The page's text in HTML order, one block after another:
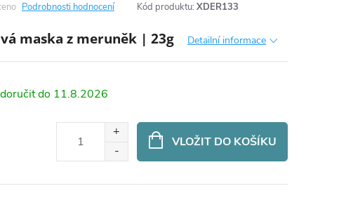
Podrobnosti hodnocení Kód produktu: XDER133
maska z meruněk | 23g Detailní informace
11.8.2026
VLOŽIT DO KOŠÍKU